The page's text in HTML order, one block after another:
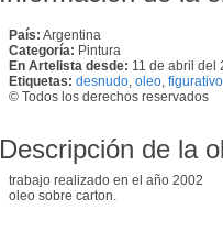
País: Argentina
Categoría: Pintura
En Artelista desde: 11 de abril del
Etiquetas: desnudo oleo figurativo
© Todos los derechos reservados
Descripción de la
trabajo realizado en el año 2002
oleo sobre carton.